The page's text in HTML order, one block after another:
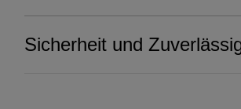
Sicherheit und